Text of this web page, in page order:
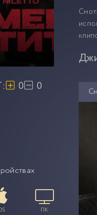
0 0
ПК